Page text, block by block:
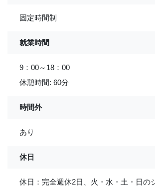
固定時間制
就業時間
9：00～18：00
休憩時間: 60分
時間外
あり
休日
休日：完全週休2日、火・水・土・日の